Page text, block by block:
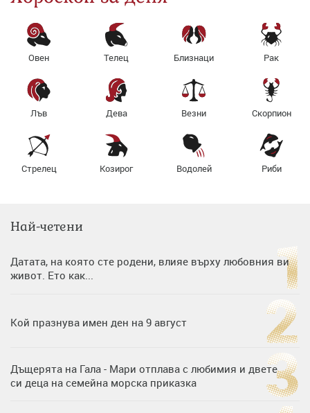
Овен Телец Близнаци Рак
Лъв Дева Везни Скорпион
Стрелец Козирог Водолей Риби
Най-четени
Датата, на която сте родени, влияе върху любовния ви
живот. Ето как...
Кой празнува имен ден на 9 август
Дъщерята на Гала - Мари отплава с любимия и двете
си деца на семейна морска приказка